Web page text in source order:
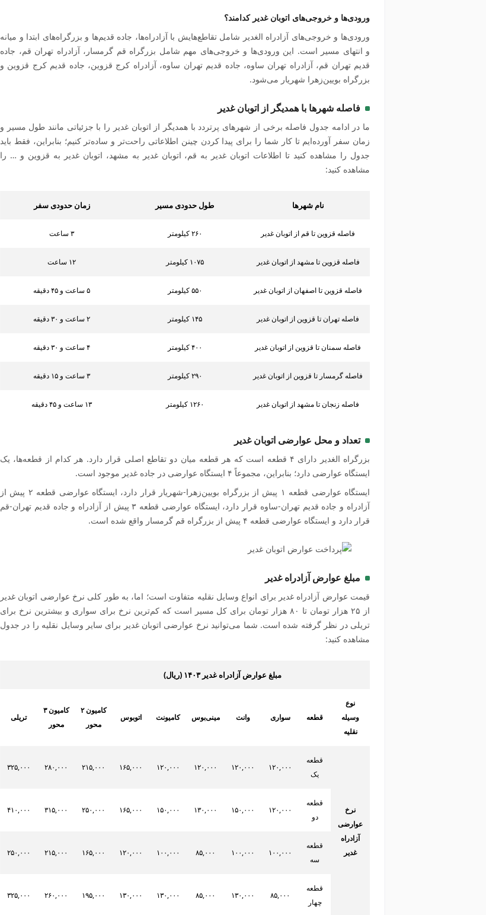
ورودی‌ها و خروجی‌های اتوبان غدیر کدامند؟
ورودی‌ها و خروجی‌های آزادراه الغدیر شامل تقاطع‌هایش با آزادراه‌ها، جاده قدیم‌ها و بزرگراه‌های ابتدا و میانه
و انتهای مسیر است. این ورودی‌ها و خروجی‌های مهم شامل بزرگراه قم گرمسار، آزادراه تهران قم، جاده
قدیم تهران قم، آزادراه تهران ساوه، جاده قدیم تهران ساوه، آزادراه کرج قزوین، جاده قدیم کرج قزوین و
بزرگراه بویین‌زهرا شهریار می‌شود.
فاصله شهرها با همدیگر از اتوبان غدیر
ما در ادامه جدول فاصله برخی از شهرهای پرتردد با همدیگر از اتوبان غدیر را با جزئیاتی مانند طول مسیر و
زمان سفر آورده‌ایم تا کار شما را برای پیدا کردن چینن اطلاعاتی راحت‌تر و ساده‌تر کنیم؛ بنابراین، فقط باید
جدول را مشاهده کنید تا اطلاعات اتوبان غدیر به قم، اتوبان غدیر به مشهد، اتوبان غدیر به قزوین و … را
مشاهده کنید:
نام شهرها طول حدودی مسیر زمان حدودی سفر
فاصله قزوین تا قم از اتوبان غدیر ۲۶۰ کیلومتر ۳ ساعت
فاصله قزوین تا مشهد از اتوبان غدیر ۱۰۷۵ کیلومتر ۱۲ ساعت
فاصله قزوین تا اصفهان از اتوبان غدیر ۵۵۰ کیلومتر ۵ ساعت و ۴۵ دقیقه
فاصله تهران تا قزوین از اتوبان غدیر ۱۴۵ کیلومتر ۲ ساعت و ۳۰ دقیقه
فاصله سمنان تا قزوین از اتوبان غدیر ۴۰۰ کیلومتر ۴ ساعت و ۳۰ دقیقه
فاصله گرمسار تا قزوین از اتوبان غدیر ۲۹۰ کیلومتر ۳ ساعت و ۱۵ دقیقه
فاصله زنجان تا مشهد از اتوبان غدیر ۱۲۶۰ کیلومتر ۱۳ ساعت و ۴۵ دقیقه
تعداد و محل عوارضی اتوبان غدیر
بزرگراه الغدیر دارای ۴ قطعه است که هر قطعه میان دو تقاطع اصلی قرار دارد. هر کدام از قطعه‌ها، یک
ایستگاه عوارضی دارد؛ بنابراین، مجموعاً ۴ ایستگاه عوارضی در جاده غدیر موجود است.
ایستگاه عوارضی قطعه ۱ پیش از بزرگراه بویین‌زهرا-شهریار قرار دارد، ایستگاه عوارضی قطعه ۲ پیش از
آزادراه و جاده قدیم تهران-ساوه قرار دارد، ایستگاه عوارضی قطعه ۳ پیش از آزادراه و جاده قدیم تهران-قم
قرار دارد و ایستگاه عوارضی قطعه ۴ پیش از بزرگراه قم گرمسار واقع شده است.
مبلغ عوارض آزادراه غدیر
قیمت عوارض آزادراه غدیر برای انواع وسایل نقلیه متفاوت است؛ اما، به طور کلی نرخ عوارضی اتوبان غدیر
از ۲۵ هزار تومان تا ۸۰ هزار تومان برای کل مسیر است که کم‌ترین نرخ برای سواری و بیشترین نرخ برای
تریلی در نظر گرفته شده است. شما می‌توانید نرخ عوارضی اتوبان غدیر برای سایر وسایل نقلیه را در جدول
مشاهده کنید:
مبلغ عوارض آزادراه غدیر ۱۴۰۳ (ریال)
نوع
وسیله
نقلیه
قطعه سواری وانت مینی‌بوس کامیونت اتوبوس
کامیون ۲
محور
کامیون ۳
محور
تریلی
نرخ
عوارضی
آزادراه
غدیر
قطعه
یک
۱۲۰,۰۰۰ ۱۲۰,۰۰۰ ۱۲۰,۰۰۰ ۱۲۰,۰۰۰ ۱۶۵,۰۰۰ ۲۱۵,۰۰۰ ۲۸۰,۰۰۰ ۳۲۵,۰۰۰
قطعه
دو
۱۲۰,۰۰۰ ۱۵۰,۰۰۰ ۱۳۰,۰۰۰ ۱۵۰,۰۰۰ ۱۶۵,۰۰۰ ۲۵۰,۰۰۰ ۳۱۵,۰۰۰ ۴۱۰,۰۰۰
قطعه
سه
۱۰۰,۰۰۰ ۱۰۰,۰۰۰ ۸۵,۰۰۰ ۱۰۰,۰۰۰ ۱۲۰,۰۰۰ ۱۶۵,۰۰۰ ۲۱۵,۰۰۰ ۲۵۰,۰۰۰
قطعه
چهار
۸۵,۰۰۰ ۱۳۰,۰۰۰ ۸۵,۰۰۰ ۱۳۰,۰۰۰ ۱۳۰,۰۰۰ ۱۹۵,۰۰۰ ۲۶۰,۰۰۰ ۳۲۵,۰۰۰